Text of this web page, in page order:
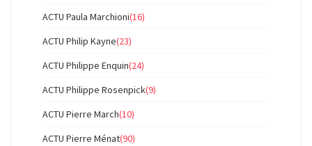
ACTU Paula Marchioni(16)
ACTU Philip Kayne(23)
ACTU Philippe Enquin(24)
ACTU Philippe Rosenpick(9)
ACTU Pierre March(10)
ACTU Pierre Ménat(90)